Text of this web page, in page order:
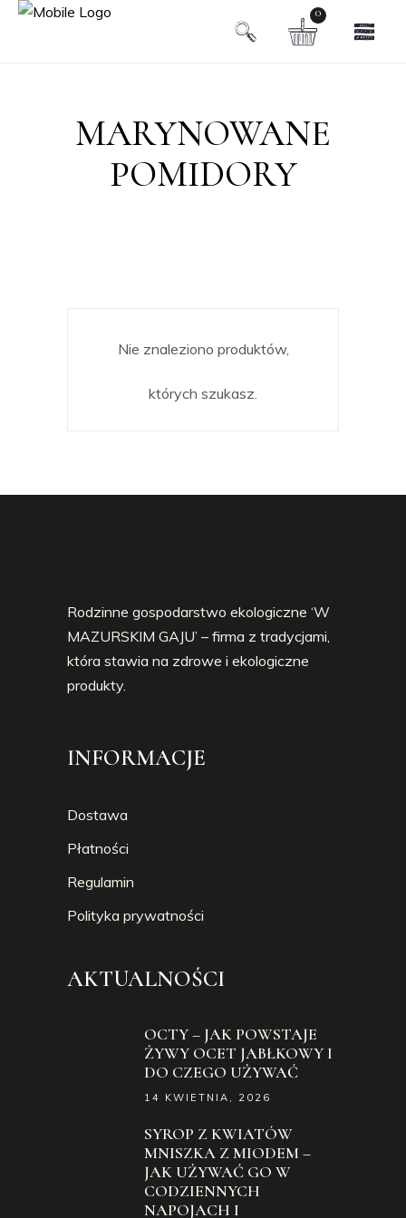
0
MARYNOWANE
POMIDORY
Nie znaleziono produktów,
których szukasz.
Rodzinne gospodarstwo ekologiczne ‘W
MAZURSKIM GAJU’ – firma z tradycjami,
która stawia na zdrowe i ekologiczne
produkty.
INFORMACJE
Dostawa
Płatności
Regulamin
Polityka prywatności
AKTUALNOŚCI
OCTY – JAK POWSTAJE
ŻYWY OCET JABŁKOWY I
DO CZEGO UŻYWAĆ
14 KWIETNIA, 2026
SYROP Z KWIATÓW
MNISZKA Z MIODEM –
JAK UŻYWAĆ GO W
CODZIENNYCH
NAPOJACH I